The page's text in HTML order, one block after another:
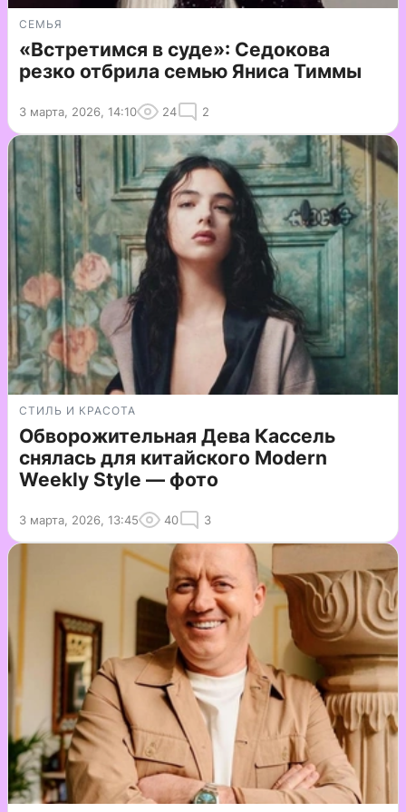
СЕМЬЯ
«Встретимся в суде»: Седокова
резко отбрила семью Яниса Тиммы
3 марта, 2026, 14:10 24 2
СТИЛЬ И КРАСОТА
Обворожительная Дева Кассель
снялась для китайского Modern
Weekly Style — фото
3 марта, 2026, 13:45 40 3